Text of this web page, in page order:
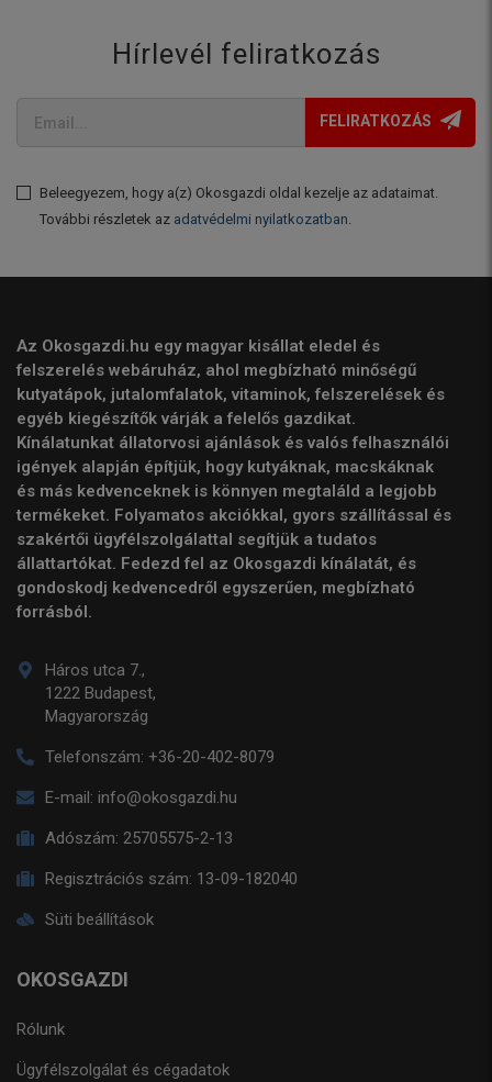
Hírlevél feliratkozás
FELIRATKOZÁS
Beleegyezem, hogy a(z) Okosgazdi oldal kezelje az adataimat.
További részletek az adatvédelmi nyilatkozatban.
Az Okosgazdi.hu egy magyar kisállat eledel és
felszerelés webáruház, ahol megbízható minőségű
kutyatápok, jutalomfalatok, vitaminok, felszerelések és
egyéb kiegészítők várják a felelős gazdikat.
Kínálatunkat állatorvosi ajánlások és valós felhasználói
igények alapján építjük, hogy kutyáknak, macskáknak
és más kedvenceknek is könnyen megtaláld a legjobb
termékeket. Folyamatos akciókkal, gyors szállítással és
szakértői ügyfélszolgálattal segítjük a tudatos
állattartókat. Fedezd fel az Okosgazdi kínálatát, és
gondoskodj kedvencedről egyszerűen, megbízható
forrásból.
Háros utca 7.,
1222 Budapest,
Magyarország
Telefonszám: +36-20-402-8079
E-mail: info@okosgazdi.hu
Adószám: 25705575-2-13
Regisztrációs szám: 13-09-182040
Süti beállítások
OKOSGAZDI
Rólunk
Ügyfélszolgálat és cégadatok